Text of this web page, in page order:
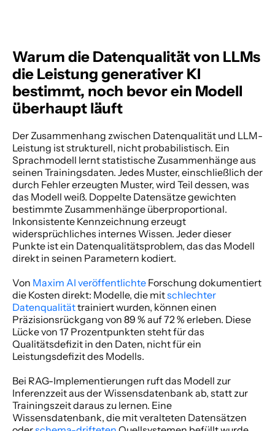
Warum die Datenqualität von LLMs
die Leistung generativer KI
bestimmt, noch bevor ein Modell
überhaupt läuft
Der Zusammenhang zwischen Datenqualität und LLM-
Leistung ist strukturell, nicht probabilistisch. Ein
Sprachmodell lernt statistische Zusammenhänge aus
seinen Trainingsdaten. Jedes Muster, einschließlich der
durch Fehler erzeugten Muster, wird Teil dessen, was
das Modell weiß. Doppelte Datensätze gewichten
bestimmte Zusammenhänge überproportional.
Inkonsistente Kennzeichnung erzeugt
widersprüchliches internes Wissen. Jeder dieser
Punkte ist ein Datenqualitätsproblem, das das Modell
direkt in seinen Parametern kodiert.
Von Maxim AI veröffentlichte Forschung dokumentiert
die Kosten direkt: Modelle, die mit schlechter
Datenqualität trainiert wurden, können einen
Präzisionsrückgang von 89 % auf 72 % erleben. Diese
Lücke von 17 Prozentpunkten steht für das
Qualitätsdefizit in den Daten, nicht für ein
Leistungsdefizit des Modells.
Bei RAG-Implementierungen ruft das Modell zur
Inferenzzeit aus der Wissensdatenbank ab, statt zur
Trainingszeit daraus zu lernen. Eine
Wissensdatenbank, die mit veralteten Datensätzen